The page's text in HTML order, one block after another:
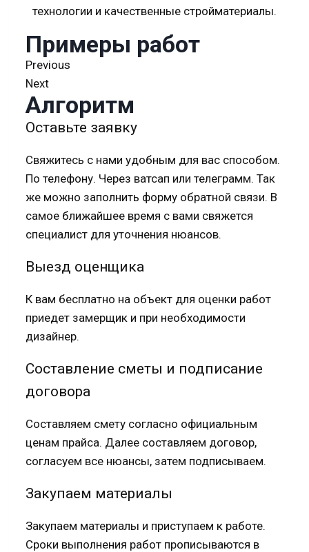
технологии и качественные стройматериалы.
Примеры работ
Previous
Next
Алгоритм
Оставьте заявку
Свяжитесь с нами удобным для вас способом.
По телефону. Через ватсап или телеграмм. Так
же можно заполнить форму обратной связи. В
самое ближайшее время с вами свяжется
специалист для уточнения нюансов.
Выезд оценщика
К вам бесплатно на объект для оценки работ
приедет замерщик и при необходимости
дизайнер.
Составление сметы и подписание
договора
Составляем смету согласно официальным
ценам прайса. Далее составляем договор,
согласуем все нюансы, затем подписываем.
Закупаем материалы
Закупаем материалы и приступаем к работе.
Сроки выполнения работ прописываются в